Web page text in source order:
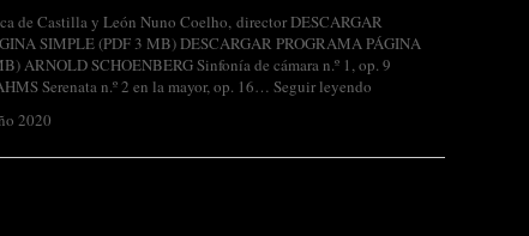
de Castilla y León Nuno Coelho, director DESCARGAR
SIMPLE (PDF 3 MB) DESCARGAR PROGRAMA PÁGINA
ARNOLD SCHOENBERG Sinfonía de cámara n.º 1, op. 9
Serenata n.º 2 en la mayor, op. 16… Seguir leyendo
2020